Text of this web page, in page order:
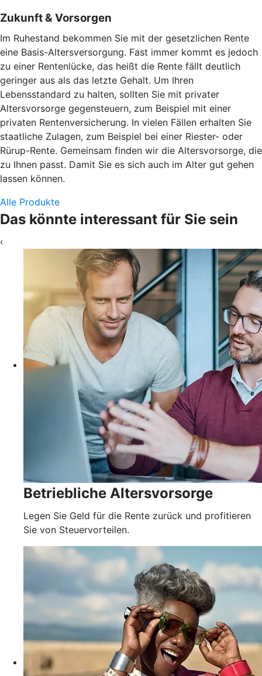
Zukunft & Vorsorgen
Im Ruhestand bekommen Sie mit der gesetzlichen Rente
eine Basis-Altersversorgung. Fast immer kommt es jedoch
zu einer Rentenlücke, das heißt die Rente fällt deutlich
geringer aus als das letzte Gehalt. Um Ihren
Lebensstandard zu halten, sollten Sie mit privater
Altersvorsorge gegensteuern, zum Beispiel mit einer
privaten Rentenversicherung. In vielen Fällen erhalten Sie
staatliche Zulagen, zum Beispiel bei einer Riester- oder
Rürup-Rente. Gemeinsam finden wir die Altersvorsorge, die
zu Ihnen passt. Damit Sie es sich auch im Alter gut gehen
lassen können.
Alle Produkte
Das könnte interessant für Sie sein
‹
Betriebliche Altersvorsorge
Legen Sie Geld für die Rente zurück und profitieren
Sie von Steuervorteilen.